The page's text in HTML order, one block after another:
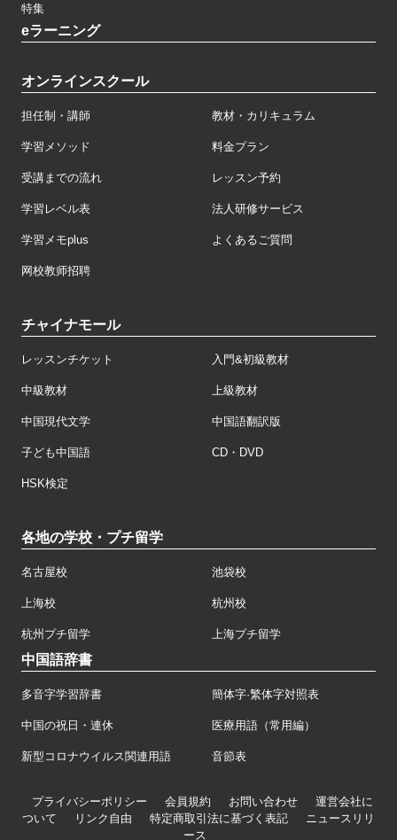
特集
eラーニング
オンラインスクール
担任制・講師 教材・カリキュラム
学習メソッド 料金プラン
受講までの流れ レッスン予約
学習レベル表 法人研修サービス
学習メモplus よくあるご質問
网校教师招聘
チャイナモール
レッスンチケット 入門&初級教材
中級教材 上級教材
中国現代文学 中国語翻訳版
子ども中国語 CD・DVD
HSK検定
各地の学校・プチ留学
名古屋校 池袋校
上海校 杭州校
杭州プチ留学 上海プチ留学
中国語辞書
多音字学習辞書 簡体字·繁体字対照表
中国の祝日・連休 医療用語（常用編）
新型コロナウイルス関連用語 音節表
プライバシーポリシー 会員規約 お問い合わせ
運営会社に
ついて
リンク自由 特定商取引法に基づく表記
ニュースリリ
ース